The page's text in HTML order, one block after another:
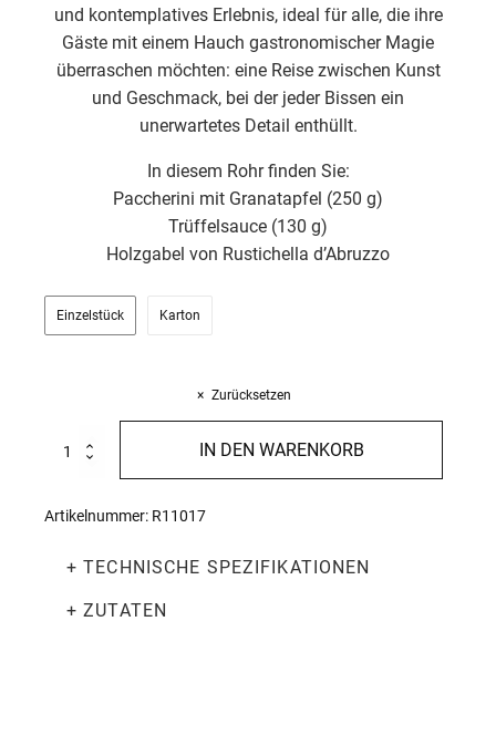
und kontemplatives Erlebnis, ideal für alle, die ihre
Gäste mit einem Hauch gastronomischer Magie
überraschen möchten: eine Reise zwischen Kunst
und Geschmack, bei der jeder Bissen ein
unerwartetes Detail enthüllt.
In diesem Rohr finden Sie:
Paccherini mit Granatapfel (250 g)
Trüffelsauce (130 g)
Holzgabel von Rustichella d’Abruzzo
Einzelstück Karton
Zurücksetzen
Rohr
Nudeltag
Menge
IN DEN WARENKORB
Artikelnummer: R11017
+ TECHNISCHE SPEZIFIKATIONEN
+ ZUTATEN